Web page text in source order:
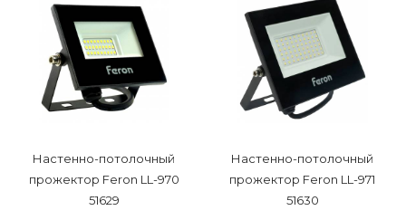
Настенно-потолочный
прожектор Feron LL-970
51629
Настенно-потолочный
прожектор Feron LL-971
51630